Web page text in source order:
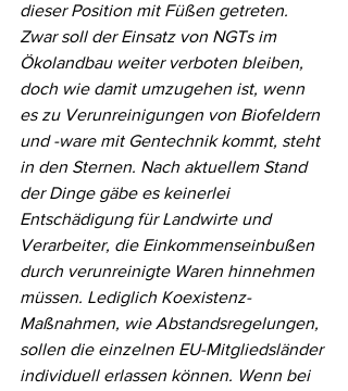
dieser Position mit Füßen getreten.
Zwar soll der Einsatz von NGTs im
Ökolandbau weiter verboten bleiben,
doch wie damit umzugehen ist, wenn
es zu Verunreinigungen von Biofeldern
und -ware mit Gentechnik kommt, steht
in den Sternen. Nach aktuellem Stand
der Dinge gäbe es keinerlei
Entschädigung für Landwirte und
Verarbeiter, die Einkommenseinbußen
durch verunreinigte Waren hinnehmen
müssen. Lediglich Koexistenz-
Maßnahmen, wie Abstandsregelungen,
sollen die einzelnen EU-Mitgliedsländer
individuell erlassen können. Wenn bei